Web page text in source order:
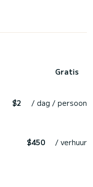
Gratis
$2 / dag / persoon
$450 / verhuur